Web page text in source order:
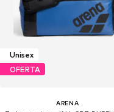
Unisex
OFERTA
ARENA